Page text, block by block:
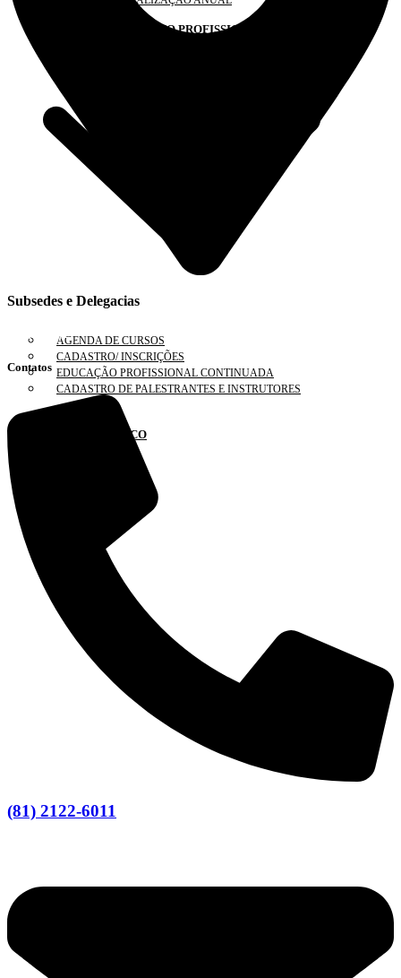
DESENVOLVIMENTO PROFISSIONAL
AGENDA DE CURSOS
CADASTRO/ INSCRIÇÕES
EDUCAÇÃO PROFISSIONAL CONTINUADA
CADASTRO DE PALESTRANTES E INSTRUTORES
FALE CONOSCO
Subsedes e Delegacias
Contatos
(81) 2122-6011